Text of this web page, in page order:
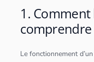
1.
comprendre
Le fonctionnement